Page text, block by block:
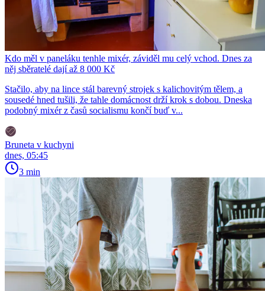
Kdo měl v paneláku tenhle mixér, záviděl mu celý vchod. Dnes za
něj sběratelé dají až 8 000 Kč
Stačilo, aby na lince stál barevný strojek s kalichovitým tělem, a
sousedé hned tušili, že tahle domácnost drží krok s dobou. Dneska
podobný mixér z časů socialismu končí buď v...
Bruneta v kuchyni
dnes, 05:45
3 min